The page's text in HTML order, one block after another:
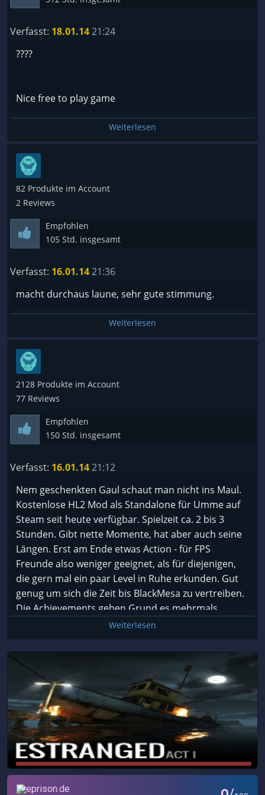
⠀⠀⠀????Follow
Verfasst: 18.01.1421:24
????
Nice free to play game
Weiterlesen
82 Produkte im Account
2 Reviews
Empfohlen
105 Std. insgesamt
Verfasst: 16.01.1421:36
macht durchaus laune, sehr gute stimmung.
Weiterlesen
2128 Produkte im Account
77 Reviews
Empfohlen
150 Std. insgesamt
Verfasst: 16.01.1421:12
Nem geschenkten Gaul schaut man nicht ins Maul.
Kostenlose HL2 Mod als Standalone für Umme auf
Steam seit heute verfügbar. Spielzeit ca. 2 bis 3
Stunden. Gibt nette Momente, hat aber auch seine
Längen. Erst am Ende etwas Action - für FPS
Freunde also weniger geeignet, als für diejenigen,
die gern mal ein paar Level in Ruhe erkunden. Gut
genug um sich die Zeit bis BlackMesa zu vertreiben.
Die Achievements geben Grund es mehrmals
Weiterlesen